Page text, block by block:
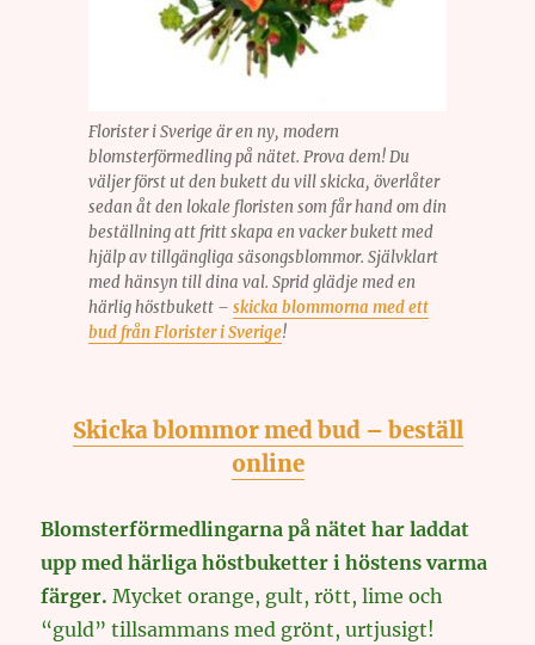
Florister i Sverige är en ny, modern
blomsterförmedling på nätet. Prova dem! Du
väljer först ut den bukett du vill skicka, överlåter
sedan åt den lokale floristen som får hand om din
beställning att fritt skapa en vacker bukett med
hjälp av tillgängliga säsongsblommor. Självklart
med hänsyn till dina val. Sprid glädje med en
härlig höstbukett – skicka blommorna med ett
bud från Florister i Sverige!
Skicka blommor med bud – beställ
online
Blomsterförmedlingarna på nätet har laddat
upp med härliga höstbuketter i höstens varma
färger.Mycket orange, gult, rött, lime och
“guld” tillsammans med grönt, urtjusigt!